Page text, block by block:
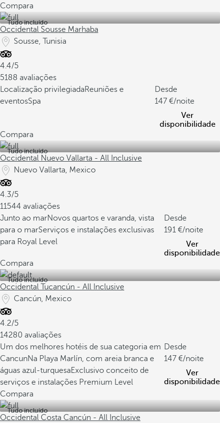
Compara
Tudo incluído
Occidental Sousse Marhaba
Sousse, Tunisia
4.4/5
5188 avaliações
Localização privilegiadaReuniões e
eventosSpa
Desde
147
/noite
Ver
disponibilidade
Compara
Tudo incluído
Occidental Nuevo Vallarta - All Inclusive
Nuevo Vallarta, Mexico
4.3/5
11544 avaliações
Junto ao marNovos quartos e varanda, vista
para o marServiços e instalações exclusivas
para Royal Level
Desde
191
/noite
Ver
disponibilidade
Compara
Tudo incluído
Occidental Tucancún - All Inclusive
Cancún, Mexico
4.2/5
14280 avaliações
Um dos melhores hotéis de sua categoria em
CancunNa Playa Marlín, com areia branca e
águas azul-turquesaExclusivo conceito de
serviços e instalações Premium Level
Desde
147
/noite
Ver
disponibilidade
Compara
Tudo incluído
Occidental Costa Cancún - All Inclusive